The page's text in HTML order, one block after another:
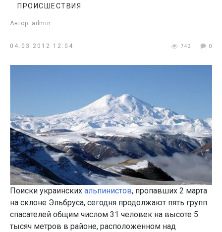
Автор: admin
ПРОИСШЕСТВИЯ
04.03.2012 12:04 742 0
Поиски украинских альпинистов, пропавших 2 марта
на склоне Эльбруса, сегодня продолжают пять групп
спасателей общим числом 31 человек на высоте 5
тысяч метров в районе, расположенном над